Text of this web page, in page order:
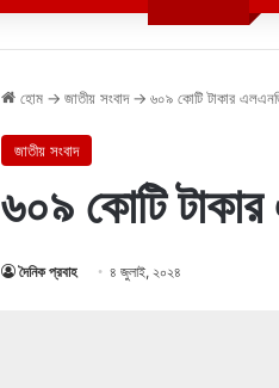
হোম → জাতীয় সংবাদ → ৬০৯ কোটি টাকার
জাতীয় সংবাদ
৬০৯ কোটি
দৈনিক প্রবাহ ৪ জুলাই, ২০২৪